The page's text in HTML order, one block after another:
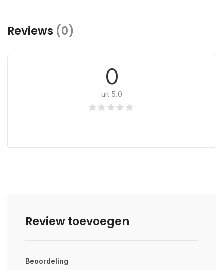
Reviews (0)
0
uit 5.0
Review toevoegen
Beoordeling